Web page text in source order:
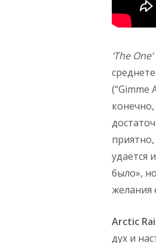
‘The One’
(“Gimme
удаётся
было»,
желания
Arctic
дух и